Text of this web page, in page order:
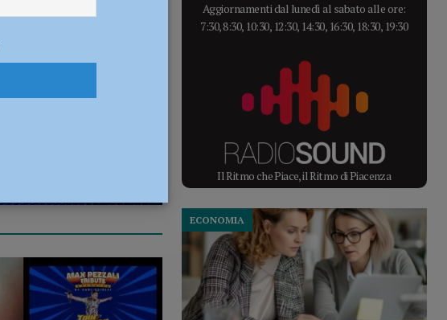
Aggiornamenti dal lunedì al sabato alle ore:
7:30, 8:30, 10:30, 12:30, 14:30, 16:30, 18:30, 19:30
Il Ritmo che Piace, il Ritmo di Piacenza
ECONOMIA